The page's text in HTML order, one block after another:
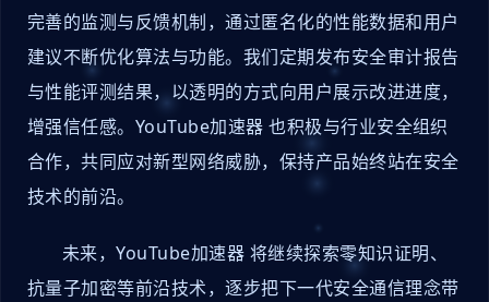
完善的监测与反馈机制，通过匿名化的性能数据和用户
建议不断优化算法与功能。我们定期发布安全审计报告
与性能评测结果，以透明的方式向用户展示改进进度，
增强信任感。YouTube加速器 也积极与行业安全组织
合作，共同应对新型网络威胁，保持产品始终站在安全
技术的前沿。
未来，YouTube加速器 将继续探索零知识证明、
抗量子加密等前沿技术，逐步把下一代安全通信理念带